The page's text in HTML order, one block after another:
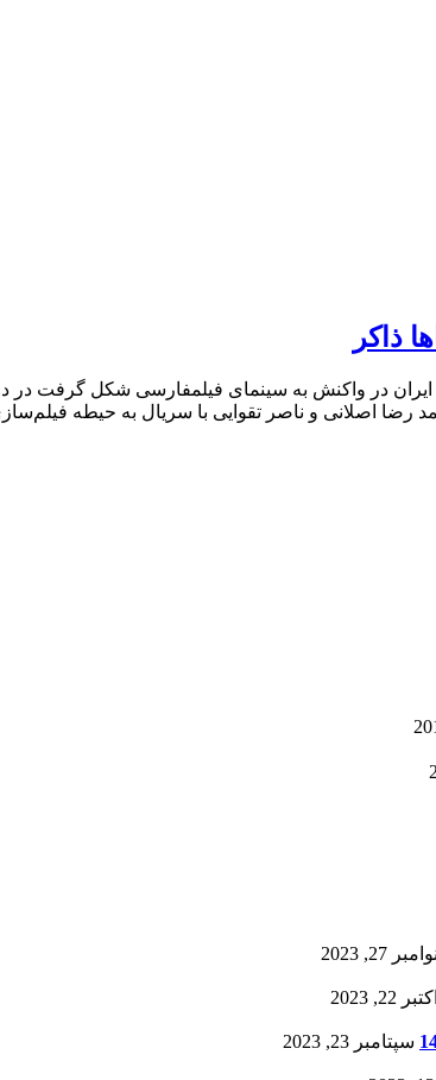
ذاکر
اواخر دهه 40 و 50 که موج نوی سینمای ایران در واکنش به سینمای
اصلانی و ناصر تقوایی با سریال به حیطه
نوامبر 27, 2023
اکتبر 22, 2023
سپتامبر 23, 2023